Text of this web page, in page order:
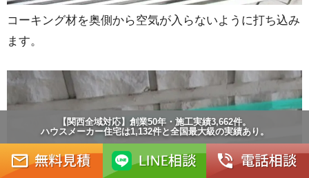
コーキング材を奥側から空気が入らないように打ち込み
ます。
【関西全域対応】創業50年・施工実績3,662件。
ハウスメーカー住宅は1,132件と全国最大級の実績あり。